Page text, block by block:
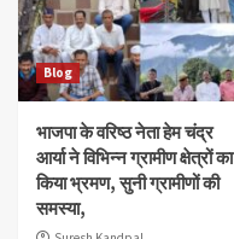
Blog
भाजपा के वरिष्ठ नेता हेम चंद्र
आर्या ने विभिन्न ग्रामीण क्षेत्रों का
किया भ्रमण, सुनी ग्रामीणों की
समस्या,